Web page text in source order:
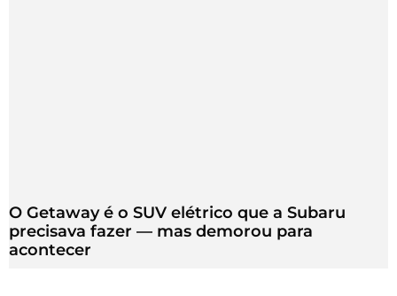
O Getaway é o SUV elétrico que a Subaru
precisava fazer — mas demorou para
acontecer